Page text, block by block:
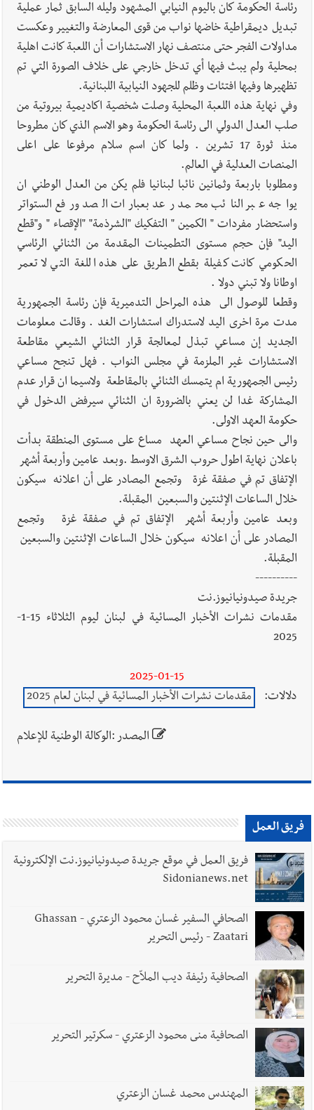
رئاسة الحكومة كان باليوم النيابي المشهود وليله السابق ثمار عملية
تبديل ديمقراطية خاضها نواب من قوى المعارضة والتغيير وعكست
مداولات الفجر حتى منتصف نهار الاستشارات أن اللعبة كانت اهلية
بمحلية ولم يبث فيها أي تدخل خارجي على خلاف الصورة التي تم
تظهيرها وفيها افتئات وظلم للجهود النيابية اللبنانية.
وفي نهاية هذه اللعبة المحلية وصلت شخصية اكاديمية بيروتية من
صلب العدل الدولي الى رئاسة الحكومة وهو الاسم الذي كان مطروحا
منذ ثورة 17 تشرين . ولما كان اسم سلام مرفوعا على اعلى
المنصات العدلية في العالم.
ومطلوبا باربعة وثمانين نائبا لبنانيا فلم يكن من العدل الوطني ان
يواجه عبر النائب محمد رعد بعبارات الصد ورفع الستواتر
واستحضار مفردات " الكمين " التفكيك "الشرذمة" "الإقصاء " و"قطع
اليد" فإن حجم مستوى التطمينات المقدمة من الثنائي الرئاسي
الحكومي كانت كفيلة بقطع الطريق على هذه اللغة التي لا تعمر
اوطانا ولا تبني دولا .
وقطعا للوصول الى هذه المراحل التدميرية فإن رئاسة الجمهورية
مدت مرة اخرى اليد لاستدراك استشارات الغد . وقالت معلومات
الجديد إن مساعي تبذل لمعالجة قرار الثنائي الشيعي مقاطعة
الاستشارات غير الملزمة في مجلس النواب . فهل تنجح مساعي
رئيس الجمهورية ام يتمسك الثنائي بالمقاطعة ولاسيما ان قرار عدم
المشاركة غدا لن يعني بالضرورة ان الثنائي سيرفض الدخول في
حكومة العهد الاولى.
والى حين نجاح مساعي العهد مساع على مستوى المنطقة بدأت
باعلان نهاية اطول حروب الشرق الاوسط .وبعد عامين وأربعة أشهر
الإتفاق تم في صفقة غزة وتجمع المصادر على أن اعلانه سيكون
خلال الساعات الإثنتين والسبعين المقبلة.
وبعد عامين وأربعة أشهر الإتفاق تم في صفقة غزة وتجمع
المصادر على أن اعلانه سيكون خلال الساعات الإثنتين والسبعين
المقبلة.
----------
جريدة صيدونيانيوز.نت
مقدمات نشرات الأخبار المسائية في لبنان ليوم الثلاثاء 15-1-
2025
2025-01-15
دلالات:
مقدمات نشرات الأخبار المسائية في لبنان لعام 2025
المصدر :الوكالة الوطنية للإعلام
فريق العمل
فريق العمل في موقع جريدة صيدونيانيوز.نت الإلكترونية
Sidonianews.net
الصحافي السفير غسان محمود الزعتري - Ghassan
Zaatari - رئيس التحرير
الصحافية رئيفة ديب الملاّح - مديرة التحرير
الصحافية منى محمود الزعتري - سكرتير التحرير
المهندس محمد غسان الزعتري